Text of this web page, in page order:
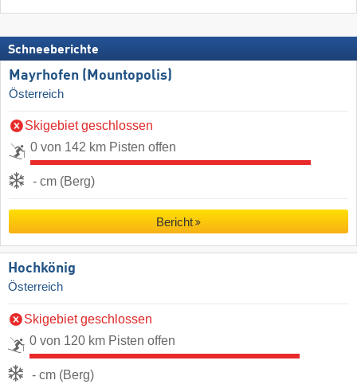
Schneeberichte
Mayrhofen (Mountopolis)
Österreich
Skigebiet geschlossen
0 von 142 km Pisten offen
- cm (Berg)
Bericht
Hochkönig
Österreich
Skigebiet geschlossen
0 von 120 km Pisten offen
- cm (Berg)